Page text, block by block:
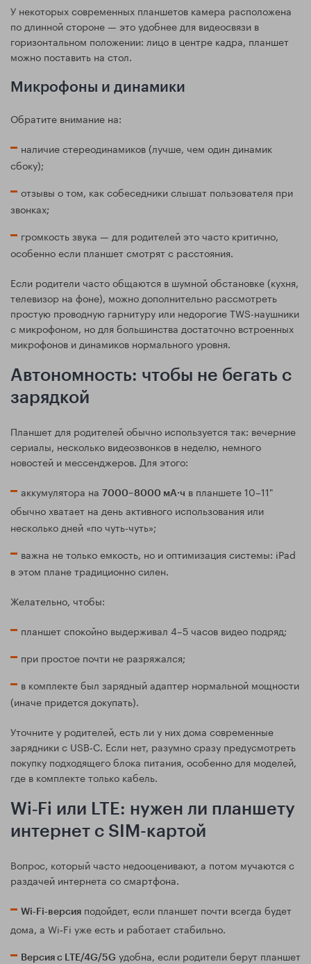
У некоторых современных планшетов камера расположена
по длинной стороне — это удобнее для видеосвязи в
горизонтальном положении: лицо в центре кадра, планшет
можно поставить на стол.
Микрофоны и динамики
Обратите внимание на:
наличие стереодинамиков (лучше, чем один динамик
сбоку);
отзывы о том, как собеседники слышат пользователя при
звонках;
громкость звука — для родителей это часто критично,
особенно если планшет смотрят с расстояния.
Если родители часто общаются в шумной обстановке (кухня,
телевизор на фоне), можно дополнительно рассмотреть
простую проводную гарнитуру или недорогие TWS-наушники
с микрофоном, но для большинства достаточно встроенных
микрофонов и динамиков нормального уровня.
Автономность: чтобы не бегать с
зарядкой
Планшет для родителей обычно используется так: вечерние
сериалы, несколько видеозвонков в неделю, немного
новостей и мессенджеров. Для этого:
аккумулятора на 7000–8000 мА·ч в планшете 10–11"
обычно хватает на день активного использования или
несколько дней «по чуть-чуть»;
важна не только емкость, но и оптимизация системы: iPad
в этом плане традиционно силен.
Желательно, чтобы:
планшет спокойно выдерживал 4–5 часов видео подряд;
при простое почти не разряжался;
в комплекте был зарядный адаптер нормальной мощности
(иначе придется докупать).
Уточните у родителей, есть ли у них дома современные
зарядники с USB‑C. Если нет, разумно сразу предусмотреть
покупку подходящего блока питания, особенно для моделей,
где в комплекте только кабель.
Wi‑Fi или LTE: нужен ли планшету
интернет с SIM-картой
Вопрос, который часто недооценивают, а потом мучаются с
раздачей интернета со смартфона.
Wi‑Fi‑версия подойдет, если планшет почти всегда будет
дома, а Wi‑Fi уже есть и работает стабильно.
Версия с LTE/4G/5G удобна, если родители берут планшет